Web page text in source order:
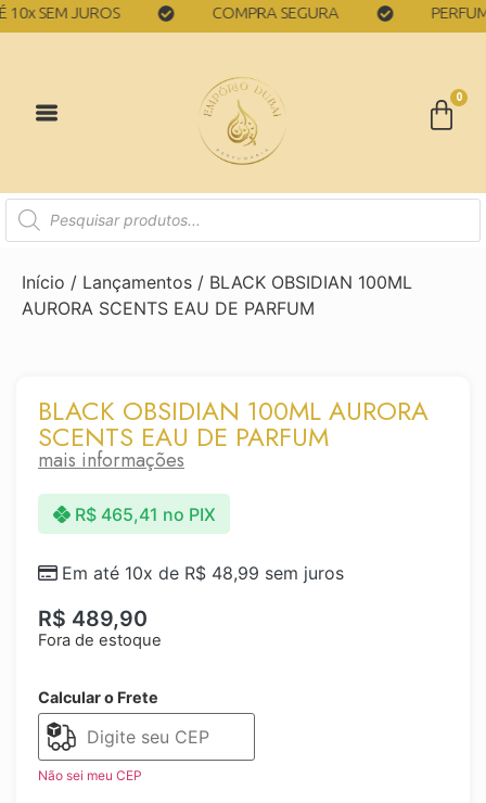
SEM JUROS COMPRA SEGURA
0
Início / Lançamentos / BLACK OBSIDIAN 100ML
AURORA SCENTS EAU DE PARFUM
BLACK OBSIDIAN 100ML AURORA
SCENTS EAU DE PARFUM
mais informações
R$ 489,90
Em até 10x de R$ 48,99 sem juros
R$465,41 no PIX
Fora de estoque
Calcular o Frete
Não sei meu CEP